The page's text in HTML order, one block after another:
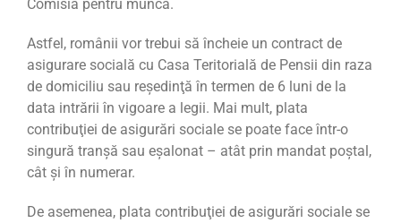
Comisia pentru muncă.
Astfel, românii vor trebui să încheie un contract de
asigurare socială cu Casa Teritorială de Pensii din raza
de domiciliu sau reşedinţă în termen de 6 luni de la
data intrării în vigoare a legii. Mai mult, plata
contribuţiei de asigurări sociale se poate face într-o
singură tranşă sau eşalonat – atât prin mandat poştal,
cât şi în numerar.
De asemenea, plata contribuţiei de asigurări sociale se